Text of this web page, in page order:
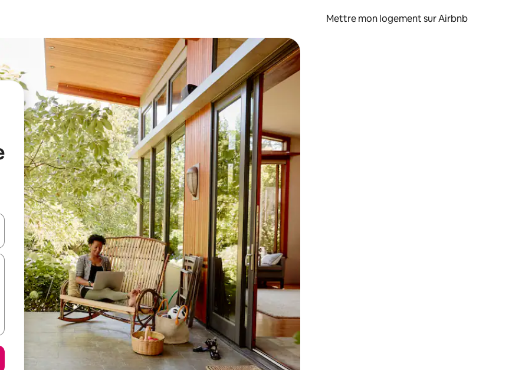
Mettre mon logement sur Airbnb
le haut et vers le bas pour les parcourir ou en appuyant et en faisant glisser.